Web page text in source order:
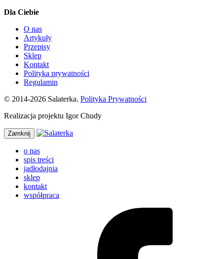
Dla Ciebie
O nas
Artykuły
Przepisy
Sklep
Kontakt
Polityka prywatności
Regulamin
© 2014-2026 Salaterka. Polityka Prywatności
Realizacja projektu Igor Chudy
Zamknij
o nas
spis treści
jadłodajnia
sklep
kontakt
współpraca